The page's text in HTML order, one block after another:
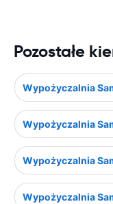
Pozostałe
Wypożyczalnia
Wypożyczalnia
Wypożyczalnia
Wypożyczalnia